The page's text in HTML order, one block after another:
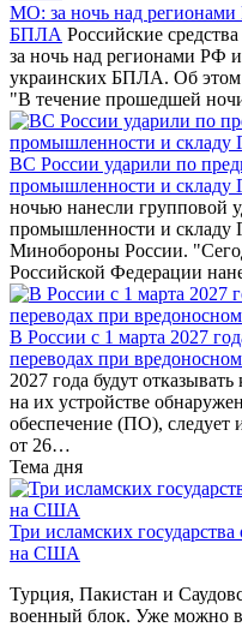
МО: за ночь над регионами
БПЛА Российские
за ночь над регионами РФ
украинских БПЛА. Об
"В течение прошедшей
ВС России ударили по
промышленности и
ночью нанесли групповой
промышленности и
Минобороны России.
Российской Федерации
В России с 1 марта 2027
переводах при
2027 года будут
на их устройстве
обеспечение (ПО), следует
от 26…
Тема дня
Три исламских
на США
Турция, Пакистан и
военный блок. Уже можно